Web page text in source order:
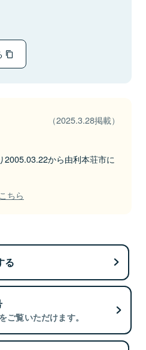
（2025.3.28掲載）
2005.03.22から由利本荘市に
ちら
る
ご覧いただけます。